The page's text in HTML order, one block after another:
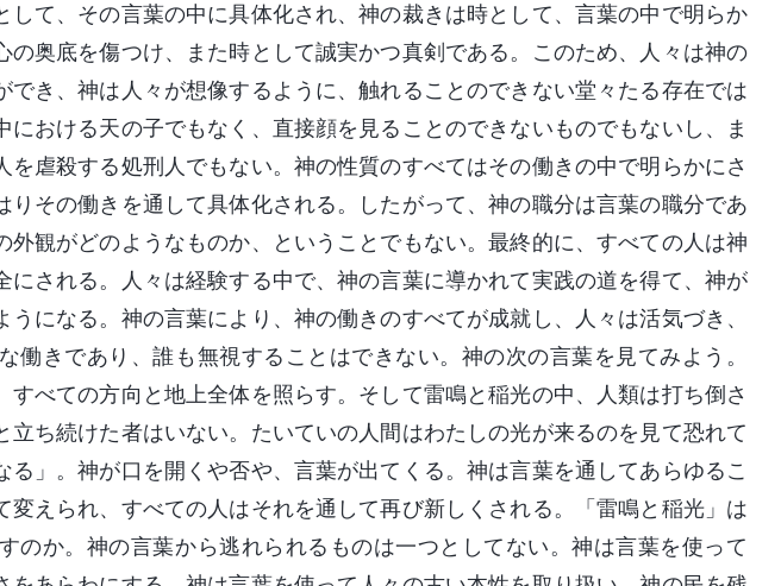
して、その言葉の中に具体化され、神の裁きは時として、言葉の中で明らか
の奥底を傷つけ、また時として誠実かつ真剣である。このため、人々は神の
き、神は人々が想像するように、触れることのできない堂々たる存在では
おける天の子でもなく、直接顔を見ることのできないものでもないし、ま
を虐殺する処刑人でもない。神の性質のすべてはその働きの中で明らかにさ
その働きを通して具体化される。したがって、神の職分は言葉の職分であ
外観がどのようなものか、ということでもない。最終的に、すべての人は神
される。人々は経験する中で、神の言葉に導かれて実践の道を得て、神が
になる。神の言葉により、神の働きのすべてが成就し、人々は活気づき、
働きであり、誰も無視することはできない。神の次の言葉を見てみよう。
すべての方向と地上全体を照らす。そして雷鳴と稲光の中、人類は打ち倒さ
ち続けた者はいない。たいていの人間はわたしの光が来るのを見て恐れて
」。神が口を開くや否や、言葉が出てくる。神は言葉を通してあらゆるこ
変えられ、すべての人はそれを通して再び新しくされる。「雷鳴と稲光」は
のか。神の言葉から逃れられるものは一つとしてない。神は言葉を使って